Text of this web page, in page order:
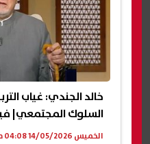
خالد الجندي: غياب
السلوك المجتمعي|
الخميس 14/05/2026 04:08 م